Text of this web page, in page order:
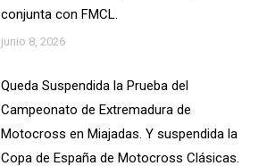
conjunta con FMCL.
junio 8, 2026
Queda Suspendida la Prueba del
Campeonato de Extremadura de
Motocross en Miajadas. Y suspendida la
Copa de España de Motocross Clásicas.